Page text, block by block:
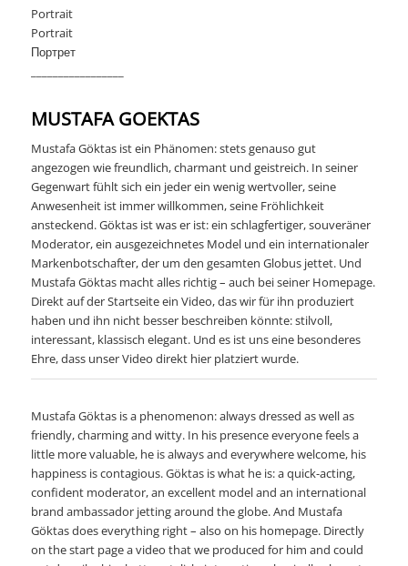
INFO
Portrait
Portrait
Портрет
MUSTAFA GOEKTAS
Mustafa Göktas ist ein Phänomen: stets genauso gut
angezogen wie freundlich, charmant und geistreich. In seiner
Gegenwart fühlt sich ein jeder ein wenig wertvoller, seine
Anwesenheit ist immer willkommen, seine Fröhlichkeit
ansteckend. Göktas ist was er ist: ein schlagfertiger, souveräner
Moderator, ein ausgezeichnetes Model und ein internationaler
Markenbotschafter, der um den gesamten Globus jettet. Und
Mustafa Göktas macht alles richtig – auch bei seiner Homepage.
Direkt auf der Startseite ein Video, das wir für ihn produziert
haben und ihn nicht besser beschreiben könnte: stilvoll,
interessant, klassisch elegant. Und es ist uns eine besonderes
Ehre, dass unser Video direkt hier platziert wurde.
Mustafa Göktas is a phenomenon: always dressed as well as
friendly, charming and witty. In his presence everyone feels a
little more valuable, he is always and everywhere welcome, his
happiness is contagious. Göktas is what he is: a quick-acting,
confident moderator, an excellent model and an international
brand ambassador jetting around the globe. And Mustafa
Göktas does everything right – also on his homepage. Directly
on the start page a video that we produced for him and could